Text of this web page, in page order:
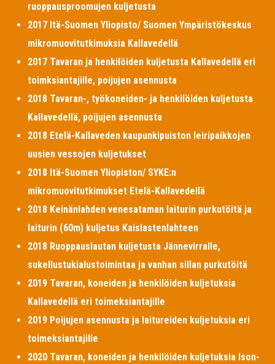
ruoppausproomujen kuljetusta
2017 Itä-Suomen Yliopisto/ Suomen Ympäristökeskus
mikromuovitutkimuksia Kallavedellä
2017 Tavaran ja henkilöiden kuljetusta Kallavedellä eri
toimksiantajille, poijujen asennusta
2018 Tavaran-, työkoneiden- ja henkilöiden kuljetusta
Kallavedellä, poijujen asennusta
2018 Etelä-Kallaveden kaupunkipuiston leiripaikkojen
uusien vessojen kuljetukset
2018 Itä-Suomen Yliopiston/ SYKE:n
mikromuovitutkimukset Etelä-Kallavedellä
2018 Keinänlahden venesataman laiturin purkutöitä ja
laiturin (60m) kuljetus Kaislastenlahteen
2018 Ruoppauslautan kuljetusta Jännevirralle,
sukellustukialustoimintaa ja vanhan sillan purkutöitä
2019 Tavaran, koneiden ja henkilöiden kuljetuksia
Kallavedellä eri toimeksiantajille
2019 Poijujen asennusta ja laitureiden kuljetuksia eri
toimeksiantajille
2020 Tavaran, koneiden ja henkilöiden kuljetuksia Ison-